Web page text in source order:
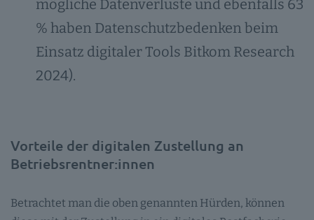
mögliche Datenverluste und ebenfalls 63
% haben Datenschutzbedenken beim
Einsatz digitaler Tools Bitkom Research
2024).
Vorteile der digitalen Zustellung an
Betriebsrentner:innen
Betrachtet man die oben genannten Hürden, können